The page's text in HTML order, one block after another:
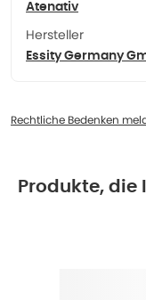
Atenativ
Hersteller
Essity Germany
Rechtliche Bedenken
Produkte, die